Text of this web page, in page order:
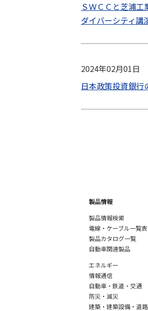
ＳＷＣＣと芝浦工
ダイバーシティ講
2024年02月01日
日本政策投資銀
製品情報
製品情報検索
電線・ケーブル一覧表
製品カタログ一覧
自動車関連製品
エネルギー
情報通信
自動車・鉄道・交通
防災・減災
建築・建築設備・道路